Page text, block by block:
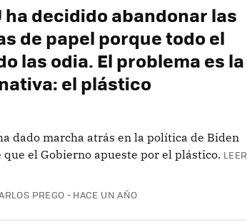
ha decidido abandonar las
de papel porque todo el
las odia. El problema es la
el plástico
dado marcha atrás en la política de Biden
que el Gobierno apueste por el plástico. LEER
PREGO HACE UN AÑO